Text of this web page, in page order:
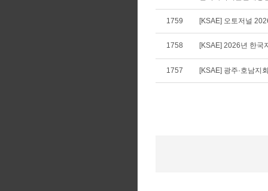
1759 [KSAE] 오토저널
1758 [KSAE] 2026년 한국
1757 [KSAE] 광주·호남지